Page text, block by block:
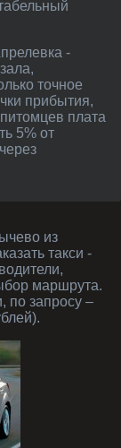
точное
прибытия,
плата
5% от
такси -
маршрута.
по запросу –